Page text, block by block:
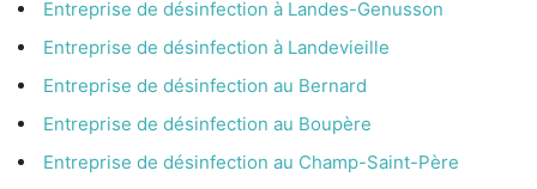
Entreprise de désinfection à Landes-Genusson
Entreprise de désinfection à Landevieille
Entreprise de désinfection au Bernard
Entreprise de désinfection au Boupère
Entreprise de désinfection au Champ-Saint-Père